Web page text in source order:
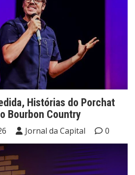
Histórias do Porchat
Bourbon Country
Jornal da Capital 0